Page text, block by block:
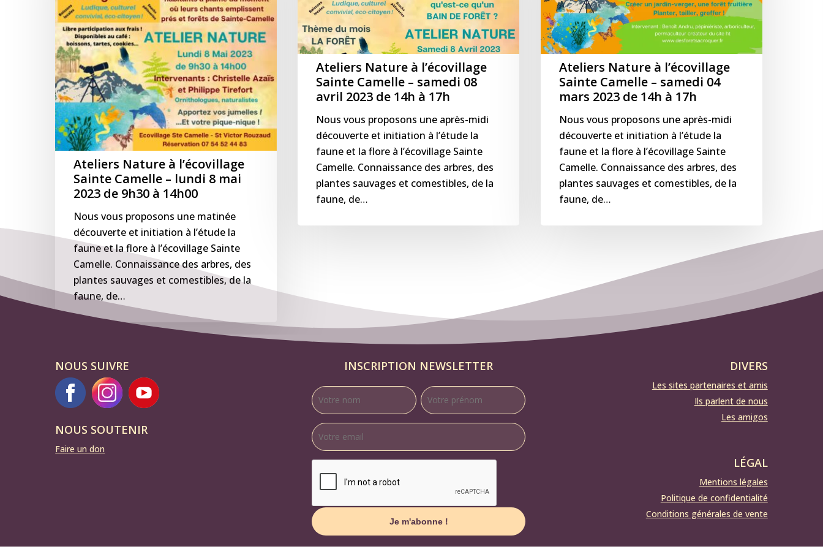
Camelle
lundi
8
mai
2023
de
9h30
à
14h00Ateliers Nature à l’écovillage
Sainte Camelle – lundi 8 mai
2023 de 9h30 à 14h00
Nous vous proposons une matinée
découverte et initiation à l’étude la
faune et la flore à l’écovillage Sainte
Camelle. Connaissance des arbres, des
plantes sauvages et comestibles, de la
faune, de…
Camelle
samedi
2023
Ateliers Nature à l’écovillage
Sainte Camelle – samedi 08
avril 2023 de 14h à 17h
Nous vous proposons une après-midi
découverte et initiation à l’étude la
faune et la flore à l’écovillage Sainte
Camelle. Connaissance des arbres, des
plantes sauvages et comestibles, de la
faune, de…
Camelle
–
samedi
mars
2023
Ateliers Nature à l’écovillage
Sainte Camelle – samedi 04
mars 2023 de 14h à 17h
Nous vous proposons une après-midi
découverte et initiation à l’étude la
faune et la flore à l’écovillage Sainte
Camelle. Connaissance des arbres, des
plantes sauvages et comestibles, de la
faune, de…
NOUS SUIVRE
NOUS SOUTENIR
Faire un don
INSCRIPTION NEWSLETTER DIVERS
Les sites partenaires et amis
Ils parlent de nous
Les amigos
LÉGAL
Mentions légales
Politique de confidentialité
Conditions générales de vente